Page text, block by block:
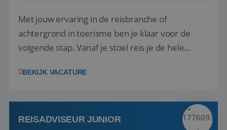
Met jouw ervaring in de reisbranche of
achtergrond in toerisme ben je klaar voor de
volgende stap. Vanaf je stoel reis je de hele
wensen van je team, je klant en wat er in de
klanten te overtuigen om die droomreis te
boeken! ...
BEKIJK VACATURE
REISADVISEUR JUNIOR